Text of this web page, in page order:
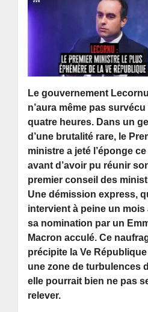
Le gouvernement Lecornu
n’aura même pas
quatre heures. Dans un
d’une brutalité rare, le
ministre a jeté l’éponge
avant d’avoir pu réunir
premier conseil des
Une démission express,
intervient à peine un mois
sa nomination par un
Macron acculé. Ce
précipite la Ve
une zone de turbulences
elle pourrait bien ne pas
relever.